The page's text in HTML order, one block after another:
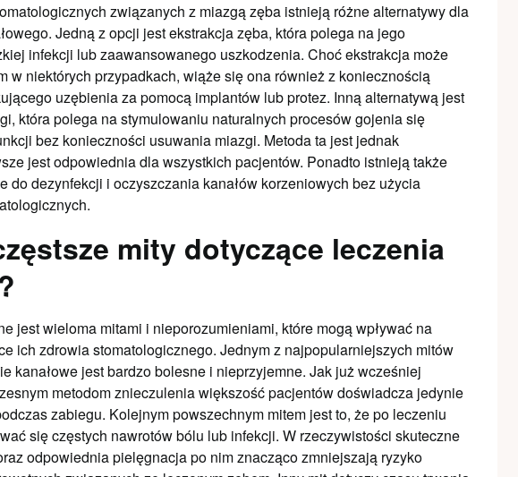
związanych z miazgą zęba istnieją różne alternatywy dla
Jedną z opcji jest ekstrakcja zęba, która polega na jego
infekcji lub zaawansowanego uszkodzenia. Choć ekstrakcja może
w niektórych przypadkach, wiąże się ona również z koniecznością
uzębienia za pomocą implantów lub protez. Inną alternatywą jest
która polega na stymulowaniu naturalnych procesów gojenia się
bez konieczności usuwania miazgi. Metoda ta jest jednak
jest odpowiednia dla wszystkich pacjentów. Ponadto istnieją także
do dezynfekcji i oczyszczania kanałów korzeniowych bez użycia
mity dotyczące leczenia
jest wieloma mitami i nieporozumieniami, które mogą wpływać na
ich zdrowia stomatologicznego. Jednym z najpopularniejszych mitów
kanałowe jest bardzo bolesne i nieprzyjemne. Jak już wcześniej
metodom znieczulenia większość pacjentów doświadcza jedynie
zabiegu. Kolejnym powszechnym mitem jest to, że po leczeniu
się częstych nawrotów bólu lub infekcji. W rzeczywistości skuteczne
odpowiednia pielęgnacja po nim znacząco zmniejszają ryzyko